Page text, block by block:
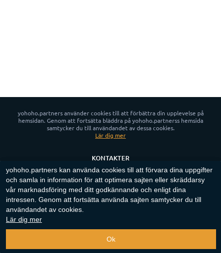
yohoho.partners använder cookies till att förbättra din upplevelse på
hemsidan. Genom att fortsätta bläddra på yohoho.partnerss hemsida
samtycker du till användandet av dessa cookies.
Lär dig mer
KONTAKTER
NYHETER
INTEGRITETSPOLICY
СOOKIE POLICY
yohoho.partners
yohoho.partners kan använda cookies till att förvara dina uppgifter
och samla in information för att optimera sajten eller skräddarsy
vår marknadsföring med ditt godkännande och enligt dina
intressen. Genom att fortsätta använda sajten samtycker du till
användandet av cookies.
Lär dig mer
Ok